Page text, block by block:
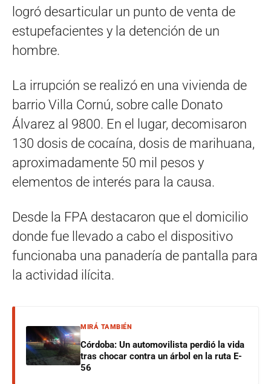
logró desarticular un punto de venta de
estupefacientes y la detención de un
hombre.
La irrupción se realizó en una vivienda de
barrio Villa Cornú, sobre calle Donato
Álvarez al 9800. En el lugar, decomisaron
130 dosis de cocaína, dosis de marihuana,
aproximadamente 50 mil pesos y
elementos de interés para la causa.
Desde la FPA destacaron que el domicilio
donde fue llevado a cabo el dispositivo
funcionaba una panadería de pantalla para
la actividad ilícita.
MIRÁ TAMBIÉN
Córdoba: Un automovilista perdió la vida
tras chocar contra un árbol en la ruta E-
56